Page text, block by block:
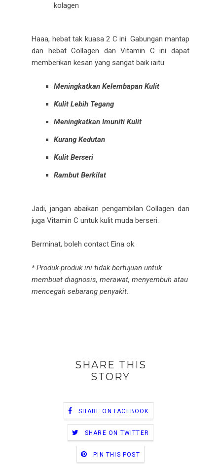
kolagen
Haaa, hebat tak kuasa 2 C ini. Gabungan mantap
dan hebat Collagen dan Vitamin C ini dapat
memberikan kesan yang sangat baik iaitu
Meningkatkan Kelembapan Kulit
Kulit Lebih Tegang
Meningkatkan Imuniti Kulit
Kurang Kedutan
Kulit Berseri
Rambut Berkilat
Jadi, jangan abaikan pengambilan Collagen dan
juga Vitamin C untuk kulit muda berseri.
Berminat, boleh contact Eina ok.
* Produk-produk ini tidak bertujuan untuk
membuat diagnosis, merawat, menyembuh atau
mencegah sebarang penyakit.
SHARE THIS
STORY
SHARE ON FACEBOOK
SHARE ON TWITTER
PIN THIS POST